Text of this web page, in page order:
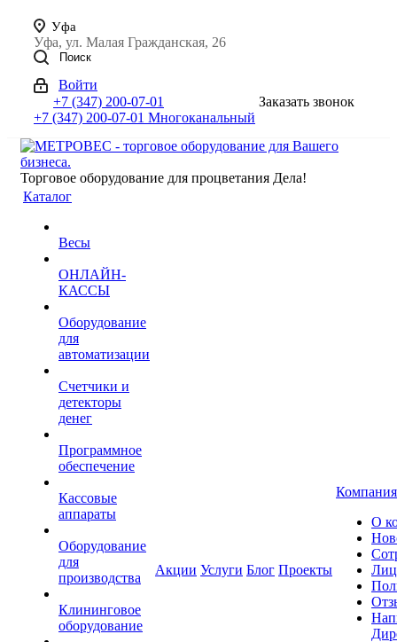
Уфа
Уфа, ул. Малая Гражданская, 26
Поиск
Войти
+7 (347) 200-07-01
+7 (347) 200-07-01 Многоканальный
Заказать звонок
Торговое оборудование для процветания Дела!
Каталог
Весы
ОНЛАЙН-
КАССЫ
Оборудование
для
автоматизации
Счетчики и
детекторы
денег
Программное
обеспечение
Кассовые
аппараты
Оборудование
для
производства
Клининговое
оборудование
Акции Услуги Блог Проекты
Компания
О